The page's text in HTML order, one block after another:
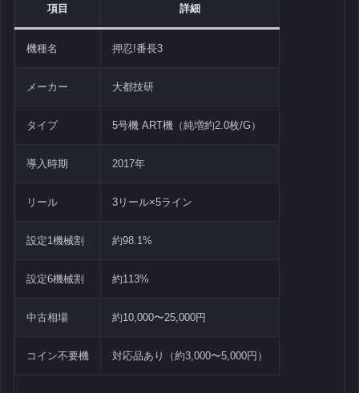
項目 詳細
機種名 押忍!番長3
メーカー 大都技研
タイプ 5号機 ART機（純増約2.0枚/G）
導入時期 2017年
リール 3リール×5ライン
設定1機械割 約98.1%
設定6機械割 約113%
中古相場 約10,000〜25,000円
コイン不要機 対応品あり（約3,000〜5,000円）